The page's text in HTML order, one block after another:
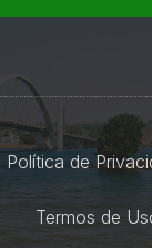
Política de
Termos de